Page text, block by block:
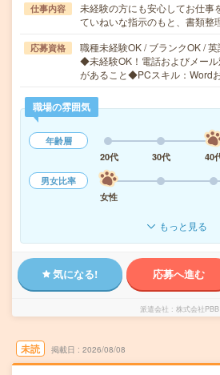
仕事内容
未経験の方にも安心してお仕事
ていねいな指示のもと、書類
応募資格
職種未経験OK / ブランクOK /
◆未経験OK！電話およびメー
があること◆PCスキル：Word
職場の雰囲気
年齢層
20代
30代 40
男女比率
女性
もっと見る
気になる! 応募へ進む
派遣会社 株式会社PBB
未読 掲載日 2026/08/08